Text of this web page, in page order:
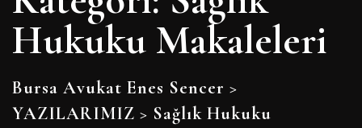
Hukuku Makaleleri
Bursa Avukat Enes Sencer >
YAZILARIMIZ > Sağlık Hukuku